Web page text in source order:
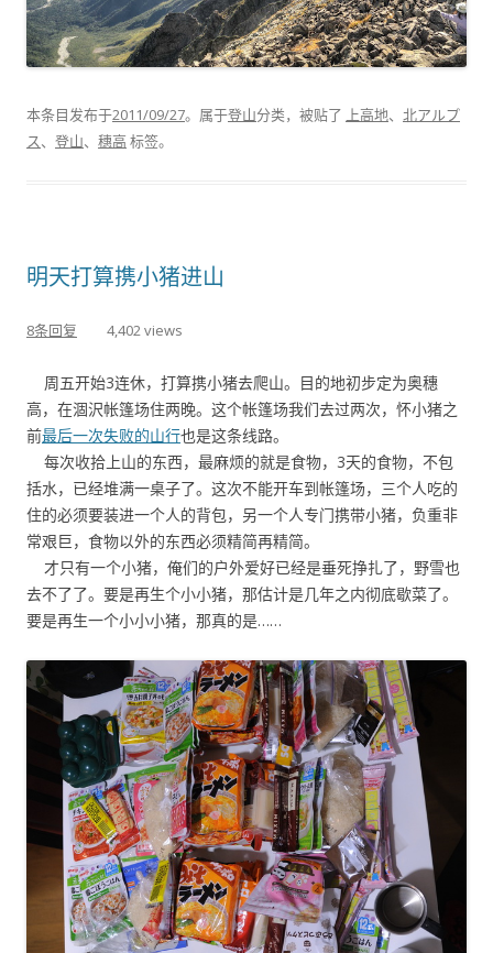
本条目发布于2011/09/27。属于登山分类，被贴了 上高地、 北アルプ
ス、 登山、 穗高 标签。
明天打算携小猪进山
8条回复 4,402 views
周五开始3连休，打算携小猪去爬山。目的地初步定为奥穗
高，在涸沢帐篷场住两晚。这个帐篷场我们去过两次，怀小猪之
前最后一次失败的山行也是这条线路。
每次收拾上山的东西，最麻烦的就是食物，3天的食物，不包
括水，已经堆满一桌子了。这次不能开车到帐篷场，三个人吃的
住的必须要装进一个人的背包，另一个人专门携带小猪，负重非
常艰巨，食物以外的东西必须精简再精简。
才只有一个小猪，俺们的户外爱好已经是垂死挣扎了，野雪也
去不了了。要是再生个小小猪，那估计是几年之内彻底歇菜了。
要是再生一个小小小猪，那真的是……